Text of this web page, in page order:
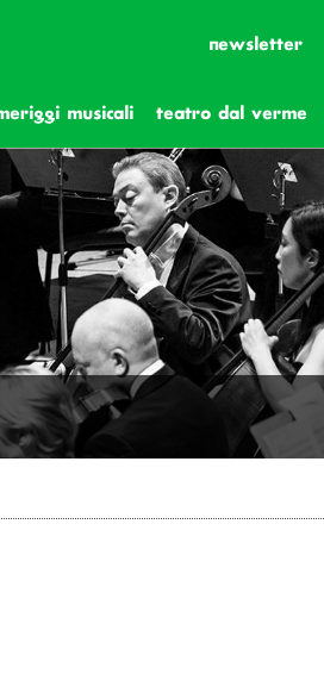
newsletter
musicali teatro dal verme